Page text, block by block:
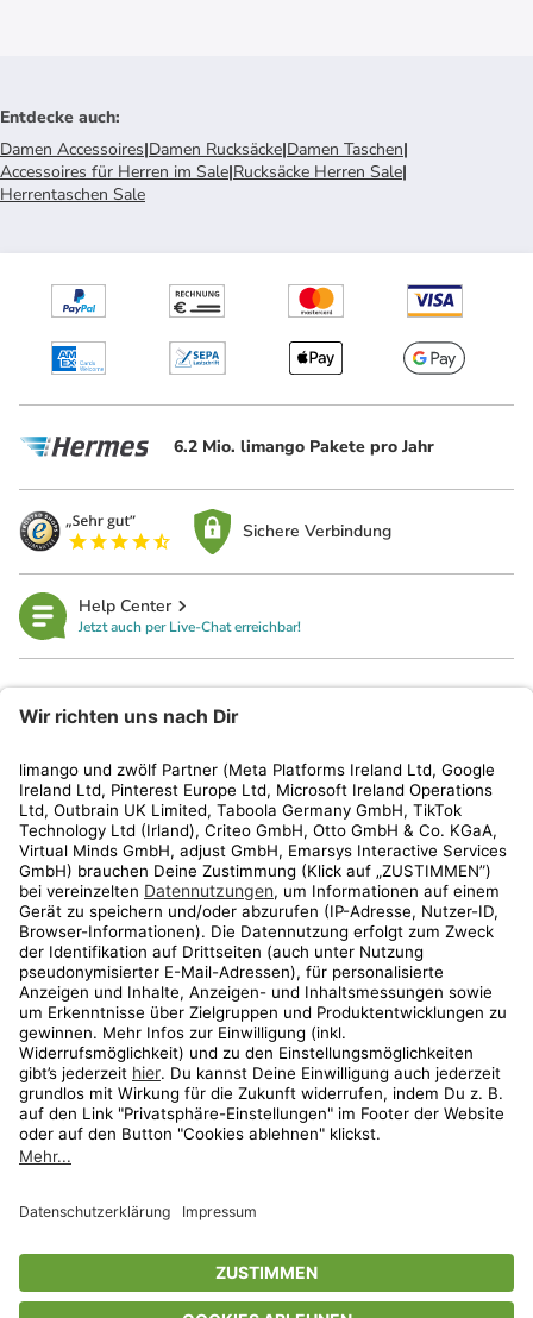
Entdecke auch:
Damen Accessoires|Damen Rucksäcke|Damen Taschen|
Accessoires für Herren im Sale|Rucksäcke Herren Sale|
Herrentaschen Sale
6.2 Mio. limango Pakete pro Jahr
Sichere Verbindung
Help Center
Jetzt auch per Live-Chat erreichbar!
Kundenservice
Shop
Aktionen
Travel
* Streichpreise entsprechen der unverbindlichen Preisempfehlung des